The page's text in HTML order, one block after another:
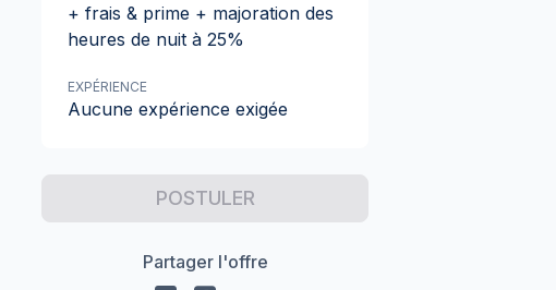
+ frais & prime + majoration des
heures de nuit à 25%
EXPÉRIENCE
Aucune expérience exigée
POSTULER
Partager l'offre